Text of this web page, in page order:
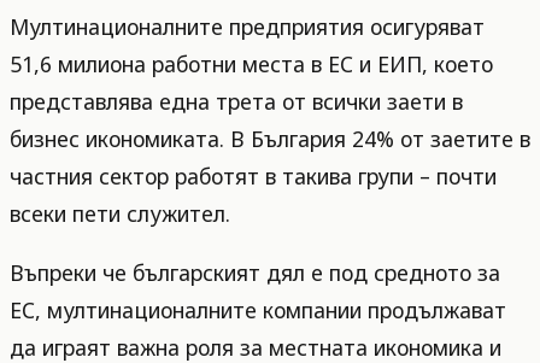
Мултинационалните предприятия осигуряват
51,6 милиона работни места в ЕС и ЕИП, което
представлява една трета от всички заети в
бизнес икономиката. В България 24% от заетите в
частния сектор работят в такива групи – почти
всеки пети служител.
Въпреки че българският дял е под средното за
ЕС, мултинационалните компании продължават
да играят важна роля за местната икономика и